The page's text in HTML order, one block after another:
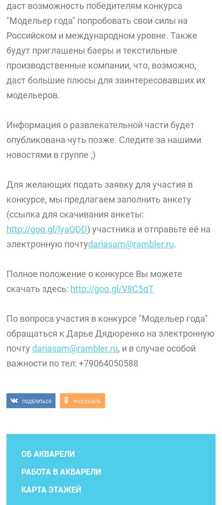
даст возможность победителям конкурса
"Модельер года" попробовать свои силы на
Российском и международном уровне. Также
будут приглашены баеры и текстильные
производственные компании, что, возможно,
даст большие плюсы для заинтересовавших их
модельеров.
Информация о развлекательной части будет
опубликована чуть позже. Следите за нашими
новостями в группе ;)
Для желающих подать заявку для участия в
конкурсе, мы предлагаем заполнить анкету
(ссылка для скачивания анкеты:
http://goo.gl/lyaQDD) участника и отправьте её на
электронную почтуdariasam@rambler.ru.
Полное положение о конкурсе Вы можете
скачать здесь: http://goo.gl/V8C5qT
По вопроса участия в конкурсе "Модельер года"
обращаться к Дарье Дядюренко на электронную
почтуdariasam@rambler.ru, и в случае особой
важности по тел: +79064050588
ПОДЕЛИТЬСЯ РАССКАЗАТЬ
ОБ АКВАРЕЛИ
РАБОТА В АКВАРЕЛИ
КАРТА ЭТАЖЕЙ